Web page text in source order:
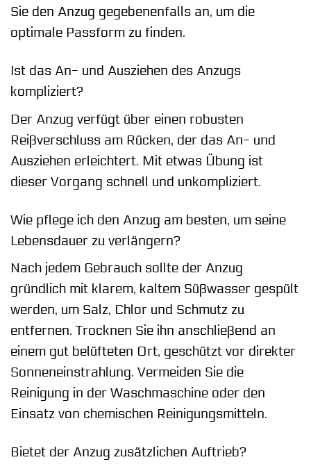
Sie den Anzug gegebenenfalls an, um die
optimale Passform zu finden.
Ist das An- und Ausziehen des Anzugs
kompliziert?
Der Anzug verfügt über einen robusten
Reißverschluss am Rücken, der das An- und
Ausziehen erleichtert. Mit etwas Übung ist
dieser Vorgang schnell und unkompliziert.
Wie pflege ich den Anzug am besten, um seine
Lebensdauer zu verlängern?
Nach jedem Gebrauch sollte der Anzug
gründlich mit klarem, kaltem Süßwasser gespült
werden, um Salz, Chlor und Schmutz zu
entfernen. Trocknen Sie ihn anschließend an
einem gut belüfteten Ort, geschützt vor direkter
Sonneneinstrahlung. Vermeiden Sie die
Reinigung in der Waschmaschine oder den
Einsatz von chemischen Reinigungsmitteln.
Bietet der Anzug zusätzlichen Auftrieb?